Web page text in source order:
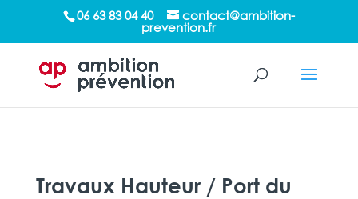
/*sticky sidebar*/06 63 83 04 40
contact@ambition-
prevention.fr
Travaux Hauteur / Port du